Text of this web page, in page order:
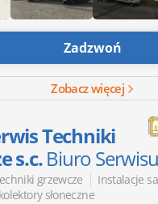
Zadzwoń
Zobacz więcej
Techniki
s.c.Biuro Serwisu
grzewcze | Instalacje
słoneczne